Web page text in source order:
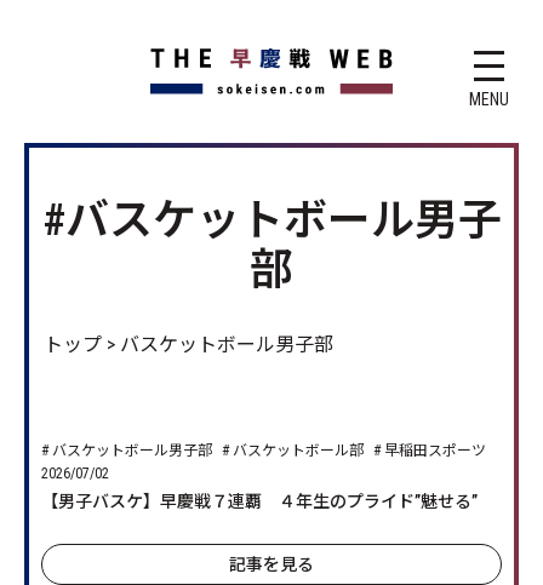
MENU
#バスケットボール男子
部
トップ > バスケットボール男子部
バスケットボール男子部 バスケットボール部
早稲田スポーツ
2026/07/02
【男子バスケ】早慶戦７連覇 ４年生のプライド”魅せる”
記事を見る